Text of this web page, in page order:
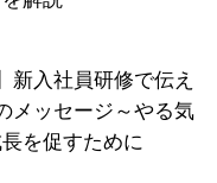
新入社員研修で伝え
メッセージ～やる気
を促すために